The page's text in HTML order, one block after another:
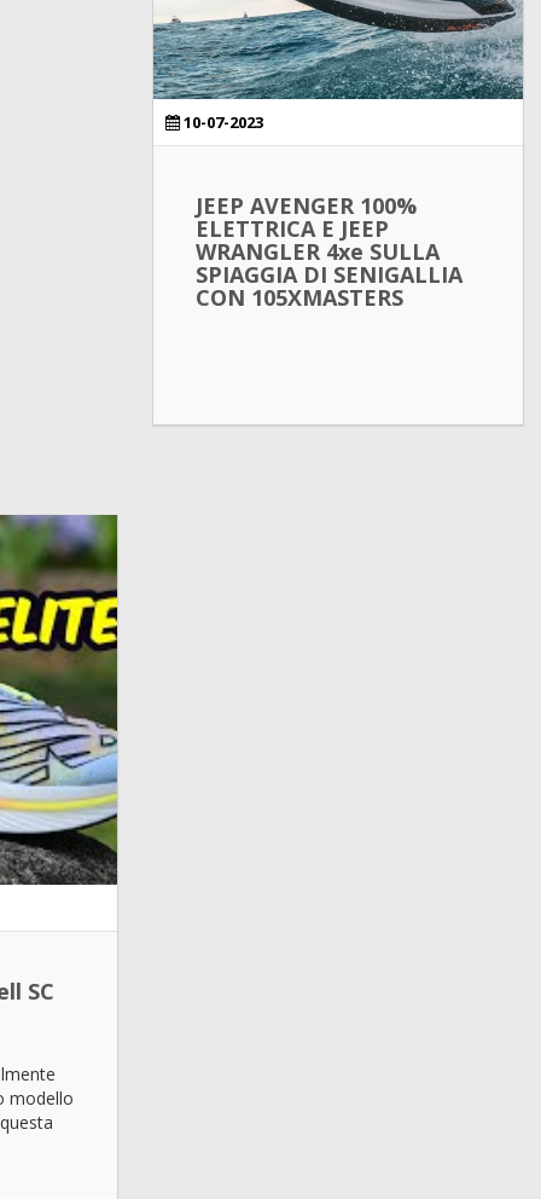
10-07-2023
JEEP AVENGER 100%
ELETTRICA E JEEP
WRANGLER 4xe SULLA
SPIAGGIA DI SENIGALLIA
CON 105XMASTERS
SC
modello